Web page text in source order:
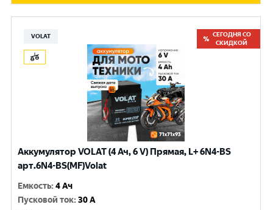
VOLAT
СЕГОДНЯ СО
СКИДКОЙ
Аккумулятор VOLAT (4 Ач, 6 V) Прямая, L+ 6N4-BS
арт.6N4-BS(MF)Volat
Емкость:4 Ач
Пусковой ток:30 A